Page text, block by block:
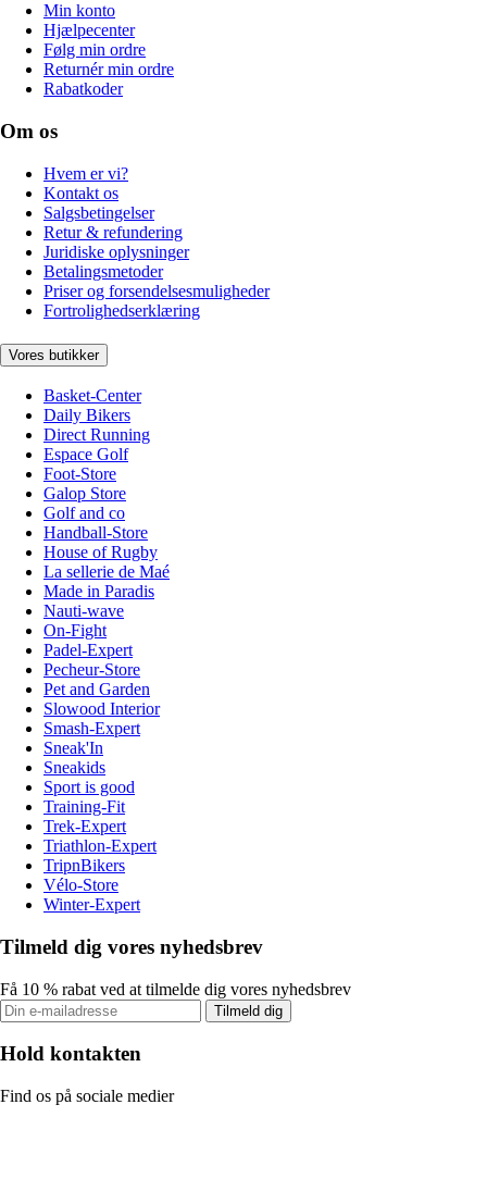
Min konto
Hjælpecenter
Følg min ordre
Returnér min ordre
Rabatkoder
Om os
Hvem er vi?
Kontakt os
Salgsbetingelser
Retur & refundering
Juridiske oplysninger
Betalingsmetoder
Priser og forsendelsesmuligheder
Fortrolighedserklæring
Vores butikker
Basket-Center
Daily Bikers
Direct Running
Espace Golf
Foot-Store
Galop Store
Golf and co
Handball-Store
House of Rugby
La sellerie de Maé
Made in Paradis
Nauti-wave
On-Fight
Padel-Expert
Pecheur-Store
Pet and Garden
Slowood Interior
Smash-Expert
Sneak'In
Sneakids
Sport is good
Training-Fit
Trek-Expert
Triathlon-Expert
TripnBikers
Vélo-Store
Winter-Expert
Tilmeld dig vores nyhedsbrev
Få 10 % rabat ved at tilmelde dig vores nyhedsbrev
Tilmeld dig
Hold kontakten
Find os på sociale medier